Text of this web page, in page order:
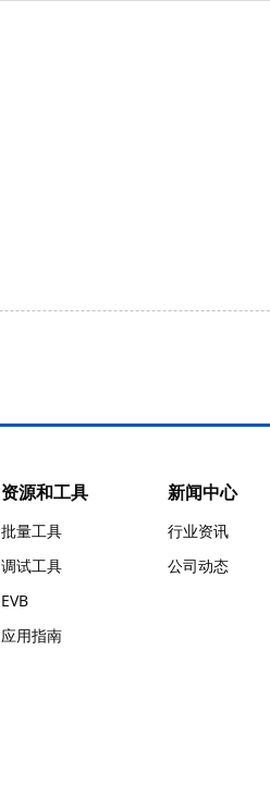
资源和工具
批量工具
调试工具
EVB
应用指南
新闻中心
行业资讯
公司动态